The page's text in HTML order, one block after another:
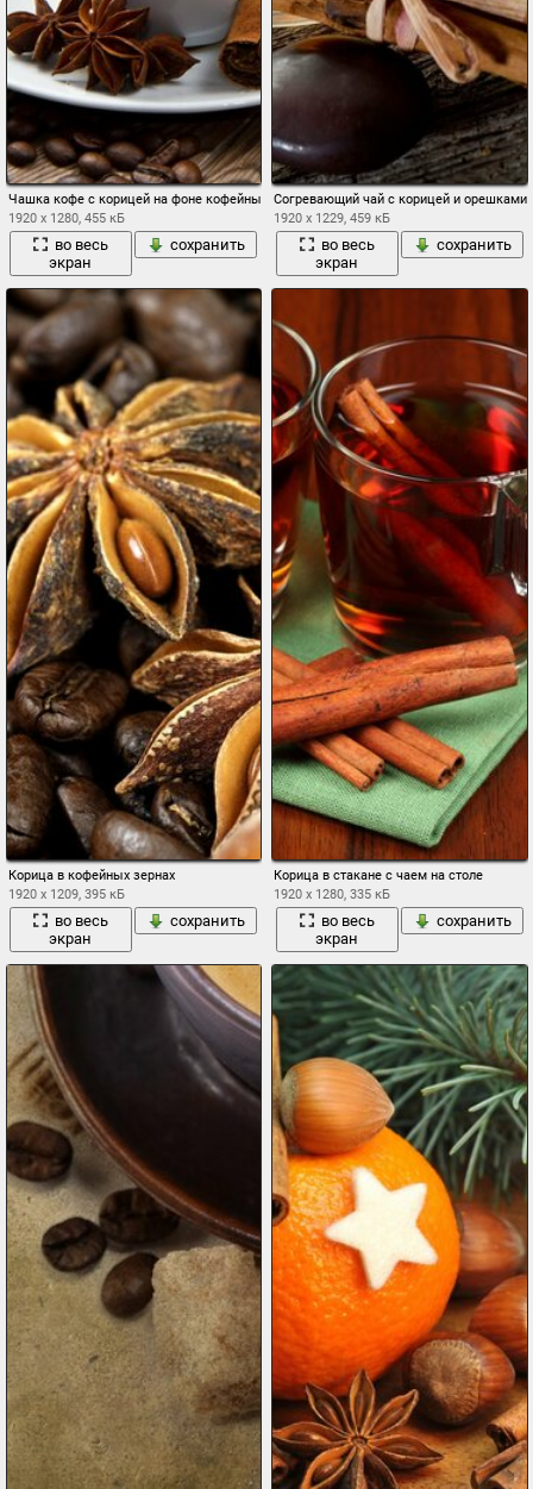
Чашка кофе с корицей на фоне кофейных зерен
1920 x 1280, 455 кБ
во весь
экран
сохранить
Согревающий чай с корицей и орешками
1920 x 1229, 459 кБ
во весь
экран
сохранить
Корица в кофейных зернах
1920 x 1209, 395 кБ
во весь
экран
сохранить
Корица в стакане с чаем на столе
1920 x 1280, 335 кБ
во весь
экран
сохранить